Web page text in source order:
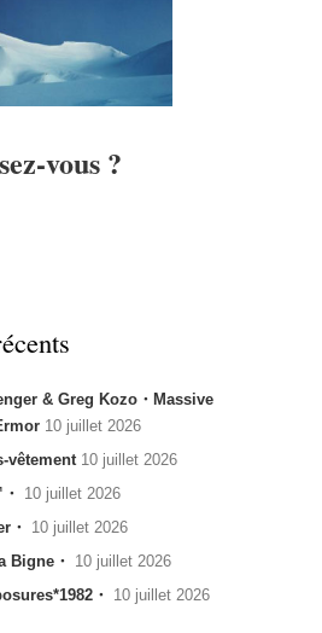
vous ?
& Greg Kozo・Massive
10 juillet 2026
vêtement 10 juillet 2026
10 juillet 2026
・ 10 juillet 2026
Bigne・
10 juillet 2026
・ 10 juillet 2026